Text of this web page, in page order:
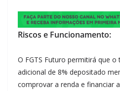
Riscos e Funcionamento:
O FGTS Futuro permitirá que
adicional de 8% depositado
comprovar a renda e financiar